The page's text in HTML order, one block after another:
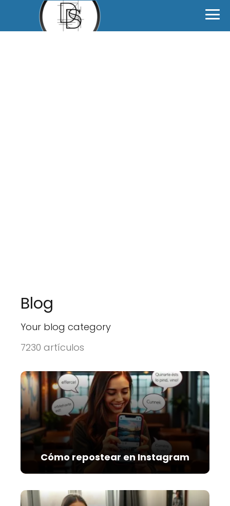
Blog
Your blog category
7230 artículos
Cómo repostear en Instagram